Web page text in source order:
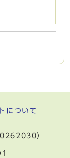
について
）